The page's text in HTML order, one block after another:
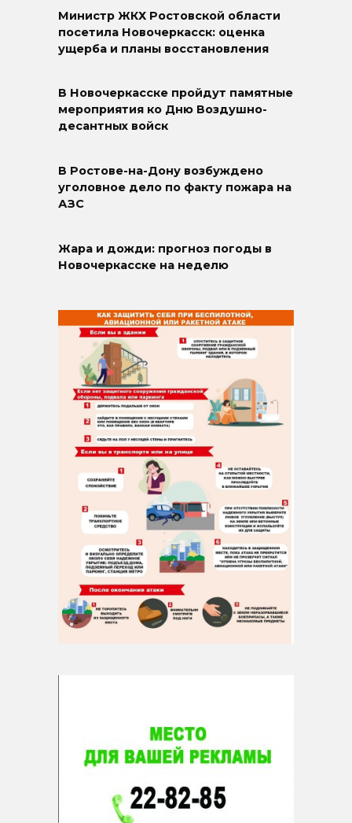
Министр ЖКХ Ростовской области
посетила Новочеркасск: оценка
ущерба и планы восстановления
В Новочеркасске пройдут памятные
мероприятия ко Дню Воздушно-
десантных войск
В Ростове-на-Дону возбуждено
уголовное дело по факту пожара на
АЗС
Жара и дожди: прогноз погоды в
Новочеркасске на неделю